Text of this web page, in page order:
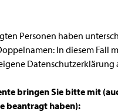
Personen haben
In diesem Fall
Datenschutzerklärung
bringen Sie bitte mit
beantragt haben):